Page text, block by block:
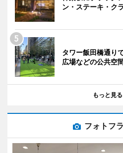
ン・ステーキ・ク
タワー飯田橋通り
広場などの公共空
もっと見る
フォトフ